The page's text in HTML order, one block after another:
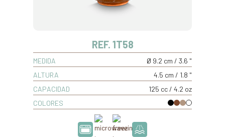
REF. 1T58
MEDIDA
Ø 9.2 cm / 3.6 "
ALTURA
4.5 cm / 1.8 "
CAPACIDAD
125 cc / 4.2 oz
COLORES